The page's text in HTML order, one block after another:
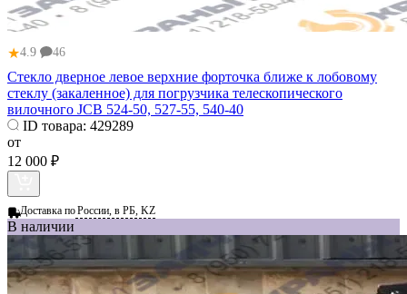
★4.9 46
Стекло дверное левое верхние форточка ближе к лобовому
стеклу (закаленное) для погрузчика телескопического
вилочного JCB 524-50, 527-55, 540-40
ID товара: 429289
от
12 000 ₽
Доставка поРоссии, в РБ, KZ
В наличии